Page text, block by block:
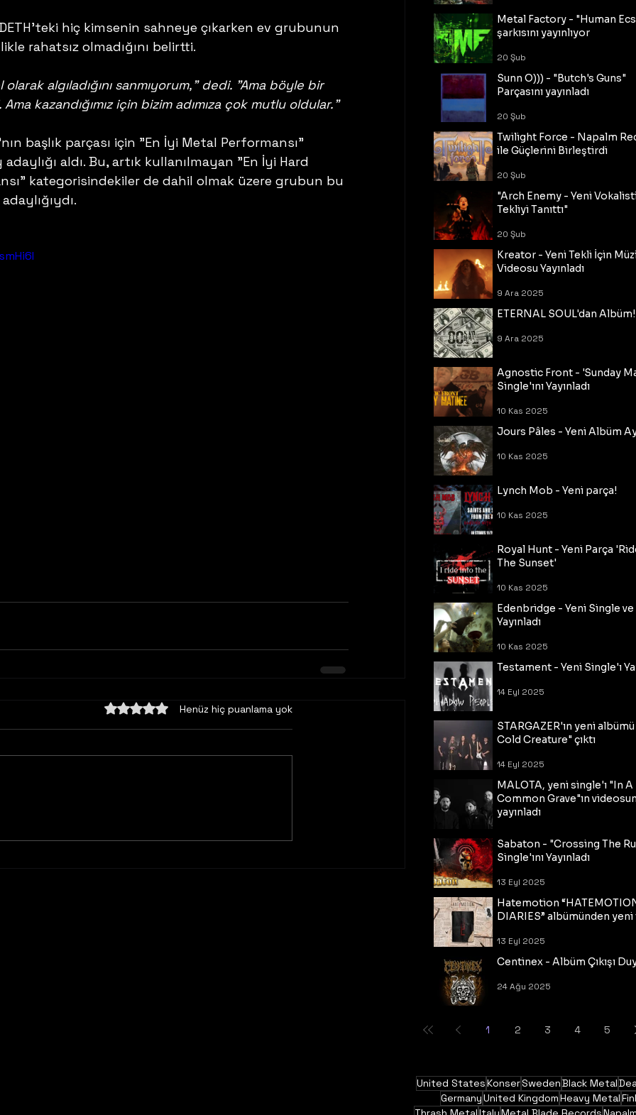
hiç kimsenin sahneye çıkarken ev grubunun
rahatsız olmadığını belirtti.
algıladığını sanmıyorum," dedi. "Ama böyle bir
kazandığımız için bizim adımıza çok mutlu oldular."
başlık parçası için "En İyi Metal Performansı"
aldı. Bu, artık kullanılmayan "En İyi Hard
kategorisindekiler de dahil olmak üzere grubun bu
5 üzerinden 0 yıldızHenüz hiç puanlama yok
Metal Factory - "Human
şarkısını yayınlıyor
20 Şub
Sunn O))) - "Butch's Guns"
Parçasını yayınladı
20 Şub
Twilight Force - Napalm
ile Güçlerini Birleştirdi
20 Şub
"Arch Enemy - Yeni
Tekliyi Tanıttı"
20 Şub
Kreator - Yeni Tekli İçin
Videosu Yayınladı
9 Ara 2025
ETERNAL SOUL'dan Albüm!
9 Ara 2025
Agnostic Front - 'Sunday
Single'ını Yayınladı
10 Kas 2025
Jours Pâles - Yeni Albüm
10 Kas 2025
Lynch Mob - Yeni parça!
10 Kas 2025
Royal Hunt - Yeni Parça
The Sunset'
10 Kas 2025
Edenbridge - Yeni Single
Yayınladı
10 Kas 2025
Testament - Yeni Single'ı
14 Eyl 2025
STARGAZER'ın yeni
Cold Creature" çıktı
14 Eyl 2025
MALOTA, yeni single'ı "In A
Common Grave"ın
yayınladı
Sabaton - "Crossing The
Single'ını Yayınladı
13 Eyl 2025
Hatemotion
DIARIES” albümünden
13 Eyl 2025
Centinex - Albüm Çıkışı
24 Ağu 2025
1 2 3 4 5
United StatesKonserSwedenBlack Metal
GermanyUnited KingdomHeavy Metal